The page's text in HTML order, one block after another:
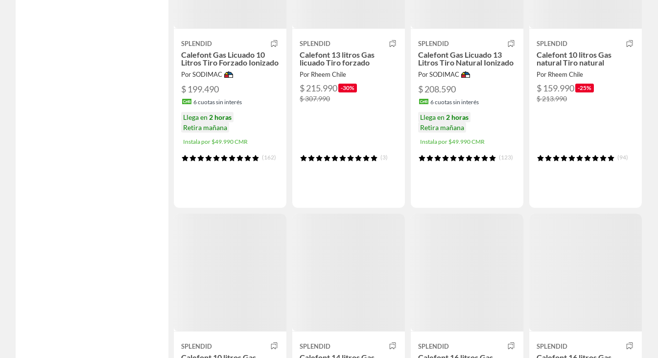
SPLENDID
Calefont Gas Licuado 10
Litros Tiro Forzado Ionizado
Por SODIMAC
$ 199.490
6cuotas sin interés
Llega en 2 horas
Retira mañana
Instala por $49.990 CMR
(162)
SPLENDID
Calefont 13 litros Gas
licuado Tiro forzado
Por Rheem Chile
$ 215.990 -30%
$ 307.990
(3)
SPLENDID
Calefont Gas Licuado 13
Litros Tiro Natural Ionizado
Por SODIMAC
$ 208.590
6cuotas sin interés
Llega en 2 horas
Retira mañana
Instala por $49.990 CMR
(123)
SPLENDID
Calefont 10 litros Gas
natural Tiro natural
Por Rheem Chile
$ 159.990 -25%
$ 213.990
(94)
SPLENDID SPLENDID SPLENDID SPLENDID